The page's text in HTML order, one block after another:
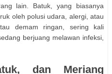
lain. Batuk, yang biasanya
oleh polusi udara, alergi, atau
demam ringan, sering kali
berjuang melawan infeksi,
dan Meriang